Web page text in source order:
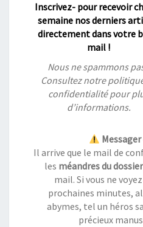
Inscrivez- pour recevoir
semaine nos derniers
directement dans votre
mail !
Nous ne spammons
Consultez notre
confidentialitépour
d’informations.
Il arrive que le mail de
les méandres du dossier
mail. Si vous ne
prochaines minutes,
abymes, tel un héros
précieux